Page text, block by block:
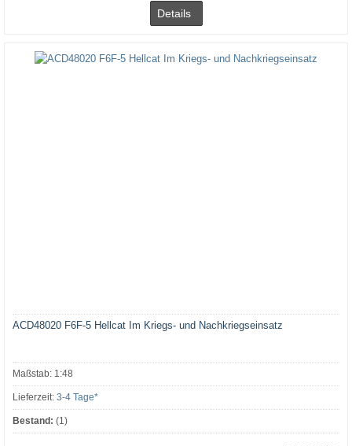
Details
ACD48020 F6F-5 Hellcat Im Kriegs- und Nachkriegseinsatz
Maßstab: 1:48
Lieferzeit: 3-4 Tage*
Bestand: (1)